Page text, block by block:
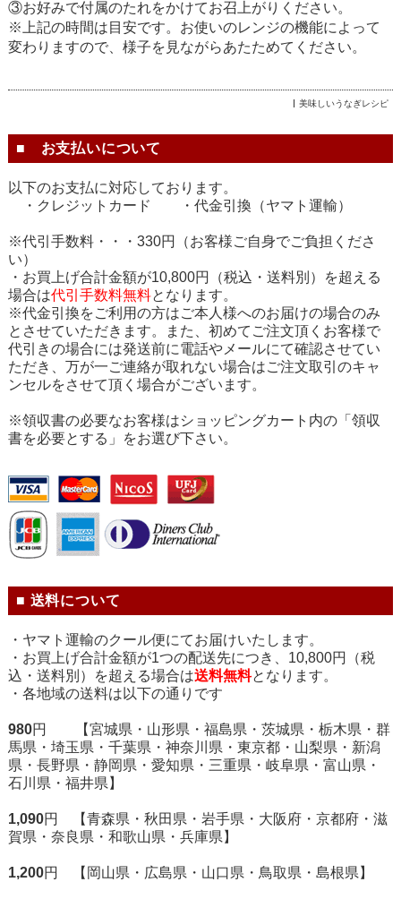
③お好みで付属のたれをかけてお召上がりください。
※上記の時間は目安です。お使いのレンジの機能によって
変わりますので、様子を見ながらあたためてください。
美味しいうなぎレシピ
■ お支払いについて
以下のお支払に対応しております。
・クレジットカード ・代金引換（ヤマト運輸）
※代引手数料・・・330円（お客様ご自身でご負担くださ
い）
・お買上げ合計金額が10,800円（税込・送料別）を超える
場合は代引手数料無料となります。
※代金引換をご利用の方はご本人様へのお届けの場合のみ
とさせていただきます。また、初めてご注文頂くお客様で
代引きの場合には発送前に電話やメールにて確認させてい
ただき、万が一ご連絡が取れない場合はご注文取引のキャ
ンセルをさせて頂く場合がございます。
※領収書の必要なお客様はショッピングカート内の「領収
書を必要とする」をお選び下さい。
■ 送料について
・ヤマト運輸のクール便にてお届けいたします。
・お買上げ合計金額が1つの配送先につき、10,800円（税
込・送料別）を超える場合は送料無料となります。
・各地域の送料は以下の通りです
980円 【宮城県・山形県・福島県・茨城県・栃木県・群
馬県・埼玉県・千葉県・神奈川県・東京都・山梨県・新潟
県・長野県・静岡県・愛知県・三重県・岐阜県・富山県・
石川県・福井県】
1,090円 【青森県・秋田県・岩手県・大阪府・京都府・滋
賀県・奈良県・和歌山県・兵庫県】
1,200円 【岡山県・広島県・山口県・鳥取県・島根県】